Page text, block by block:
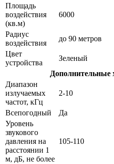
Площадь
воздействия
(кв.м)
6000
Радиус
воздействия
до 90 метров
Цвет
устройства
Зеленый
Дополнительные
Диапазон
излучаемых
частот, кГц
2-10
Всепогодный
Да
Уровень
звукового
давления на
расстоянии 1
м, дБ, не более
105-110